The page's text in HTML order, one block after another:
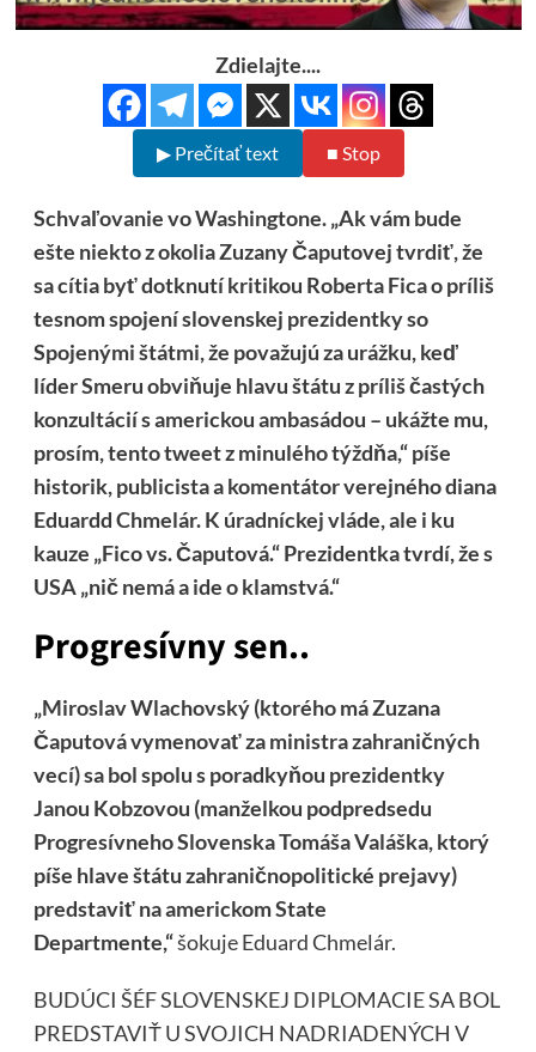
Zdielajte....
▶ Prečítať text ■ Stop
Schvaľovanie vo Washingtone. „Ak vám bude
ešte niekto z okolia Zuzany Čaputovej tvrdiť, že
sa cítia byť dotknutí kritikou Roberta Fica o príliš
tesnom spojení slovenskej prezidentky so
Spojenými štátmi, že považujú za urážku, keď
líder Smeru obviňuje hlavu štátu z príliš častých
konzultácií s americkou ambasádou – ukážte mu,
prosím, tento tweet z minulého týždňa,“ píše
historik, publicista a komentátor verejného diana
Eduardd Chmelár. K úradníckej vláde, ale i ku
kauze „Fico vs. Čaputová.“ Prezidentka tvrdí, že s
USA „nič nemá a ide o klamstvá.“
Progresívny sen..
„Miroslav Wlachovský (ktorého má Zuzana
Čaputová vymenovať za ministra zahraničných
vecí) sa bol spolu s poradkyňou prezidentky
Janou Kobzovou (manželkou podpredsedu
Progresívneho Slovenska Tomáša Valáška, ktorý
píše hlave štátu zahraničnopolitické prejavy)
predstaviť na americkom State
Departmente,“šokuje Eduard Chmelár.
BUDÚCI ŠÉF SLOVENSKEJ DIPLOMACIE SA BOL
PREDSTAVIŤ U SVOJICH NADRIADENÝCH V